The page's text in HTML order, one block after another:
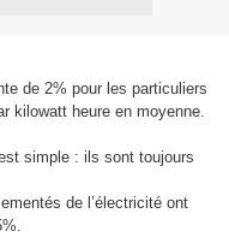
de 2% pour les particuliers
kilowatt heure en moyenne.
simple : ils sont toujours
de l’électricité ont